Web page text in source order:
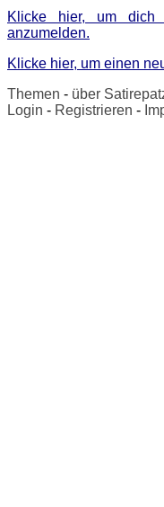
Klicke hier, um dich
anzumelden.
Klicke hier, um einen
Themen - über
Login - Registrieren -